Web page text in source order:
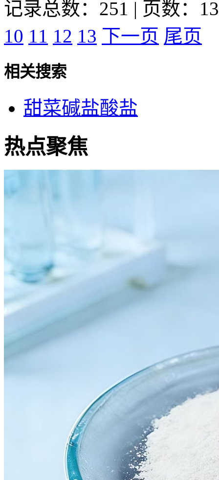
记录总数：251 | 页数：13
10 11 12 13 下一页 尾页
相关搜索
甜菜碱盐酸盐
热点聚焦